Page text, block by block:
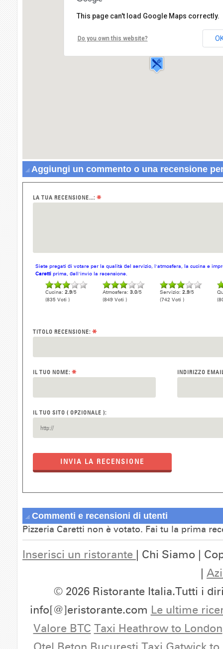
Pizzeria Caretti
80014 GIUGLIANO IN
This page can't load Google Maps correctly.
Do you own this website?
Aggiungi un commento o una recensione
LA TUA RECENSIONE...: *
Siete pregati di votare per la qualità del servizio, l'atmosfera, la cucina e
Caretti prima, dell'invio la recensione.
Cucina: 2.9/5
(835 Voti )
Atmosfera: 3.0/5
(849 Voti )
Servizio: 2.9/5
(742 Voti )
TITOLO RECENSIONE: *
IL TUO NOME: * INDIRIZZO
IL TUO SITO ( OPZIONALE ):
INVIA LA RECENSIONE
Commenti e recensioni di utenti
Pizzeria Caretti non è votato. Fai tu la prima
Inserisci un ristorante | Chi Siamo |
|
© 2026 Ristorante Italia.Tutti i
info[@]eristorante.com Le ultime
Valore BTC Taxi Heathrow to London